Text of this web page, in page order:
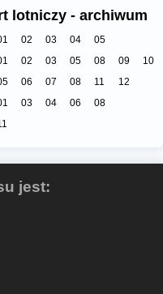
lotniczy - archiwum
02 03 04
05
02 03 05 08 09
10
06 07 08 11
12
03 04 06
08
jest: